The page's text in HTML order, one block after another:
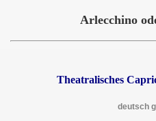
Arlecchino
Theatralisches
deutsch